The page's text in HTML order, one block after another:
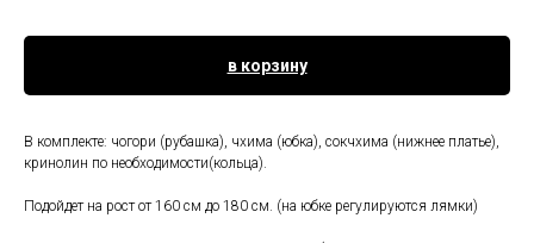
в корзину
В комплекте: чогори (рубашка), чхима (юбка), сокчхима (нижнее платье),
кринолин по необходимости(кольца).
Подойдет на рост от 160 см до 180 см. (на юбке регулируются лямки)